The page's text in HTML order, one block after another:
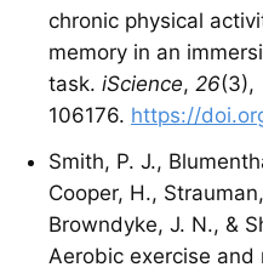
chronic physical
memory in an
task. iScience, 26(3),
106176. https://
Smith, P. J.,
Cooper, H.,
Browndyke, J. N., &
Aerobic exercise and